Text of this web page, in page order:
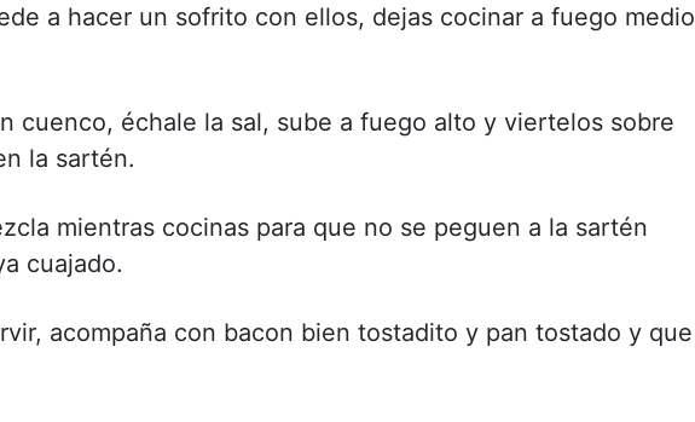
a hacer un sofrito con ellos, dejas cocinar a fuego medio
cuenco, échale la sal, sube a fuego alto y viertelos sobre
la sartén.
mientras cocinas para que no se peguen a la sartén
cuajado.
acompaña con bacon bien tostadito y pan tostado y que